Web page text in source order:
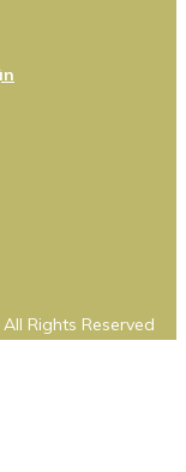
Rights Reserved